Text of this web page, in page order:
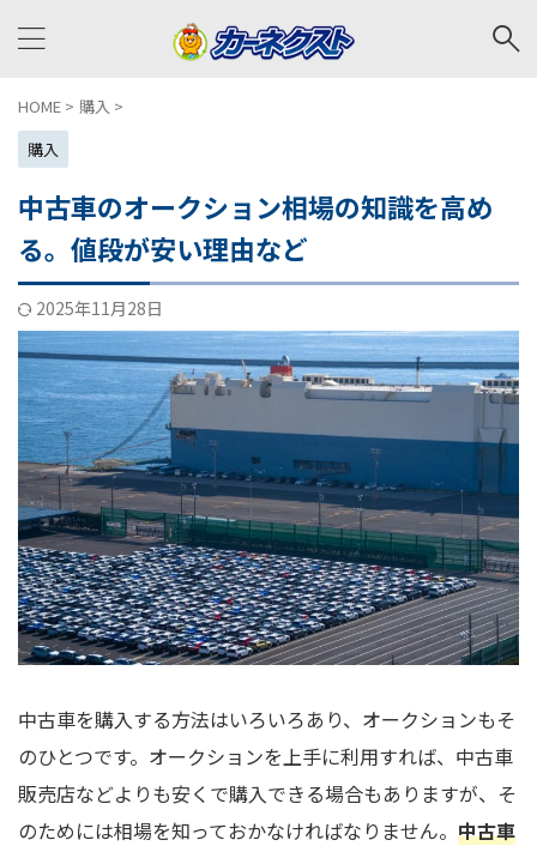
HOME > 購入 >
購入
中古車のオークション相場の知識を高め
る。値段が安い理由など
2025年11月28日
中古車を購入する方法はいろいろあり、オークションもそ
のひとつです。オークションを上手に利用すれば、中古車
販売店などよりも安くで購入できる場合もありますが、そ
のためには相場を知っておかなければなりません。 中古車